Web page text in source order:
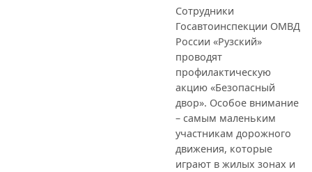
Сотрудники
Госавтоинспекции ОМВД
России «Рузский»
проводят
профилактическую
акцию «Безопасный
двор». Особое внимание
– самым маленьким
участникам дорожного
движения, которые
играют в жилых зонах и